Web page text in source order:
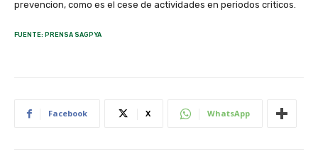
prevencion, como es el cese de actividades en periodos criticos.
FUENTE: PRENSA SAGPYA
Facebook X WhatsApp